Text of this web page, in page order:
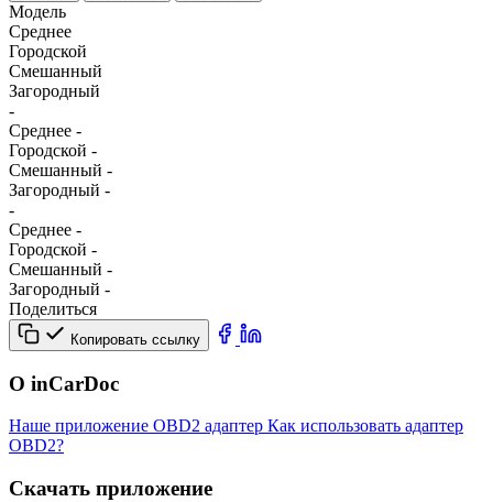
Модель
Среднее
Городской
Смешанный
Загородный
-
Среднее -
Городской -
Смешанный -
Загородный -
-
Среднее -
Городской -
Смешанный -
Загородный -
Поделиться
Копировать ссылку
О inCarDoc
Наше приложение OBD2 адаптер Как использовать адаптер
OBD2?
Скачать приложение